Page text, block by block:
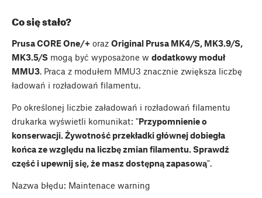
Co się stało?
Prusa CORE One/+ oraz Original Prusa MK4/S, MK3.9/S,
MK3.5/S mogą być wyposażone w dodatkowy moduł
MMU3. Praca z modułem MMU3 znacznie zwiększa liczbę
ładowań i rozładowań filamentu.
Po określonej liczbie załadowań i rozładowań filamentu
drukarka wyświetli komunikat: "Przypomnienie o
konserwacji. Żywotność przekładki głównej dobiegła
końca ze względu na liczbę zmian filamentu. Sprawdź
część i upewnij się, że masz dostępną zapasową".
Nazwa błędu: Maintenace warning